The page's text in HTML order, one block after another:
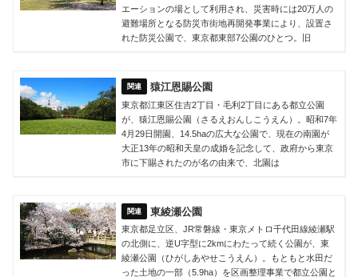
エーションの場として利用され、災害時には20万人の
避難場所となる防災市街地再開発事業により、設置さ
れた防災公園で、東京都東部7公園のひとつ。旧
猿江恩賜公園
東京都江東区住吉2丁目・毛利2丁目にある都立公園
が、猿江恩賜公園（さるえおんしこうえん）。昭和7年
4月29日開園、14.5haの広大な公園で、現在の南園が
大正13年の昭和天皇の成婚を記念して、政府から東京
市に下賜されたのが名の由来で、北園は
東綾瀬公園
東京都足立区、JR常磐線・東京メトロ千代田線綾瀬駅
の北側に、逆U字型に2kmにわたって続く公園が、東
綾瀬公園（ひがしあやせこうえん）。もともと水田だ
った土地の一部（5.9ha）を区画整理事業で都立公園と